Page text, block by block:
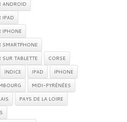
ANDROID
IPAD
IPHONE
SMARTPHONE
TABLETTE
CORSE
INDICE IPAD
IPHONE
MIDI-PYRÉNÉES
PAYS DE LA LOIRE